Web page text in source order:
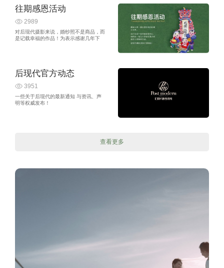
往期感恩活动
2989
对后现代摄影来说，婚纱照不是商品，而
是记载幸福的作品！为表示感谢几年下
后现代官方动态
3951
一些关于后现代的最新通知 与资讯、声
明等权威发布！
查看更多